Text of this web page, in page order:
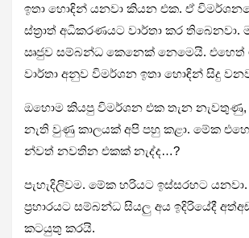
ඉතා හොඳින් යනවා කියන එක. ඒ
ස්ත්‍රාත් අධි­ක­ර­ණ­යට වාර්තා කර
ඍජුව සම්බන්ධ කෙනෙක් නෙමෙයි. එහෙත්
වාර්තා අනුව විම­ර්ශන ඉතා හොඳින් සිදු
ඔහොම කියපු විම­ර්ශන එක තැන නැව­තුණු,
නැති වුණු කාල­යක් අපි පහු කළා. මේක
න්වත් නව­තින එකක් නැද්ද…?
පැහැ­දි­ලි­වම. මේක හරි­යට ඉස්ස­ර­හට යනවා.
ප්‍රහා­ර­යට සම්බන්ධ සියලු අය ඉදි­රි­යේදී
කට­යුතු කරයි.